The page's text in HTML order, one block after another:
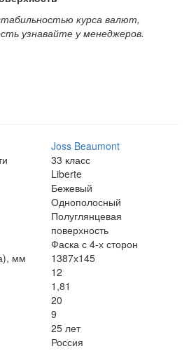
курса валют,
узнавайте у менеджеров.
Joss Beaumont
33 класс
Liberte
Бежевый
Однополосный
Полуглянцевая
поверхность
Фаска с 4-х сторон
мм
1387х145
12
1,81
20
9
25 лет
Россия